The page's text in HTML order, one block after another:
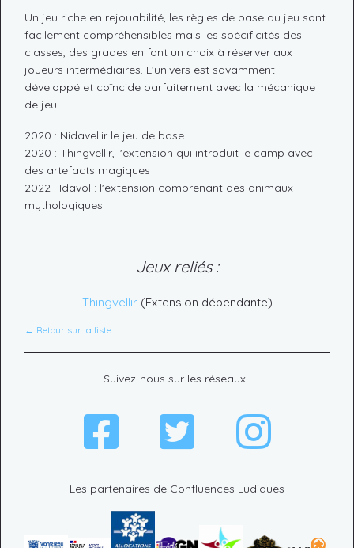
Un jeu riche en rejouabilité, les règles de base du jeu sont
facilement compréhensibles mais les spécificités des
classes, des grades en font un choix à réserver aux
joueurs intermédiaires. L’univers est savamment
développé et coïncide parfaitement avec la mécanique
de jeu.
2020 : Nidavellir le jeu de base
2020 : Thingvellir, l'extension qui introduit le camp avec
des artefacts magiques
2022 : Idavol : l'extension comprenant des animaux
mythologiques
Jeux reliés :
Thingvellir(Extension dépendante)
← Retour sur la liste
Les partenaires de Confluences Ludiques
Suivez-nous sur les réseaux :